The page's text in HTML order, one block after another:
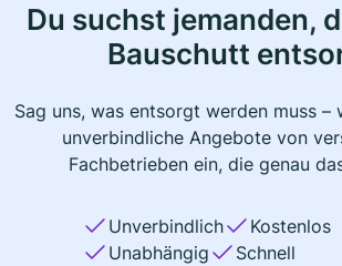
Du suchst jemanden,
Bauschutt
Sag uns, was entsorgt werden muss –
unverbindliche Angebote von
Fachbetrieben ein, die genau
Unverbindlich
Kostenlos
Unabhängig
Schnell